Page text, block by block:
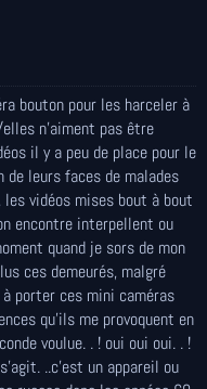
bouton pour les harceler à
n'aiment pas être
il y a peu de place pour le
de leurs faces de malades
vidéos mises bout à bout
encontre interpellent ou
quand je sors de mon
ces demeurés, malgré
porter ces mini caméras
qu'ils me provoquent en
voulue. . ! oui oui oui. . !
..c'est un appareil ou